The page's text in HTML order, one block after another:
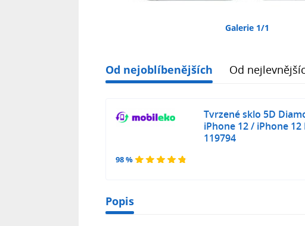
Galerie 1/1
Od nejoblíbenějších Od
98 %
Tvrzené sklo 5D
iPhone 12 / iPhone
119794
Popis